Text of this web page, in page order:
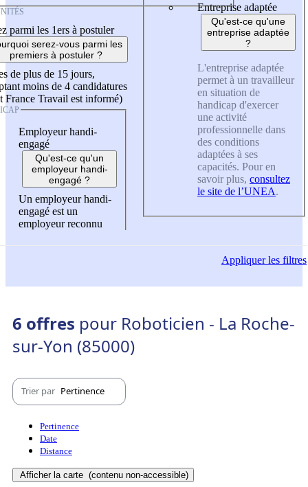
parmi les 1ers à postuler
serez-vous parmi les
premiers à postuler ?
de plus de 15 jours,
moins de 4 candidatures
France Travail est informé)
Employeur handi-
engagé
Qu'est-ce qu'un
employeur handi-
engagé ?
Un employeur handi-
engagé est un
employeur reconnu
Entreprise adaptée
Qu'est-ce qu'une
entreprise adaptée
?
L'entreprise adaptée
permet à un travailleur
en situation de
handicap d'exercer
une activité
professionnelle dans
des conditions
adaptées à ses
capacités. Pour en
savoir plus, consultez
le site de l’UNEA.
Appliquerles filtres
6 offres pour Roboticien - La Roche-
sur-Yon (85000)
Trier par Pertinence
Pertinence
Date
Distance
Afficher la carte (contenu non-accessible)